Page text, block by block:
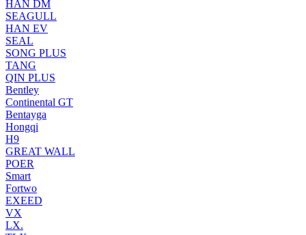
HAN DM
SEAGULL
HAN EV
SEAL
SONG PLUS
TANG
QIN PLUS
Bentley
Continental GT
Bentayga
Hongqi
H9
GREAT WALL
POER
Smart
Fortwo
EXEED
VX
LX.